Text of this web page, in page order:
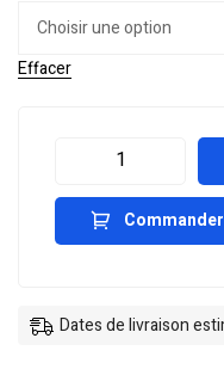
Effacer
Commander
Dates de livraison